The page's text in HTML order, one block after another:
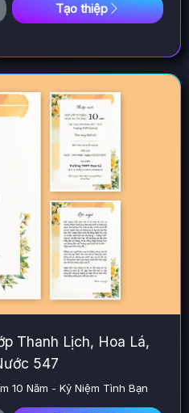
Tạo thiệp
Thanh Lịch, Hoa Lá,
547
10 Năm - Kỷ Niệm Tình Bạn